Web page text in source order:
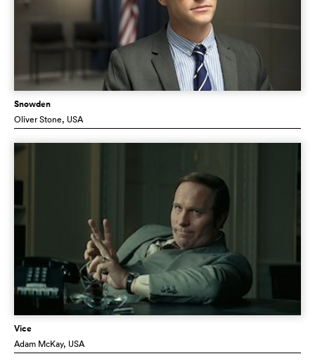
Snowden
Oliver Stone, USA
Vice
Adam McKay, USA